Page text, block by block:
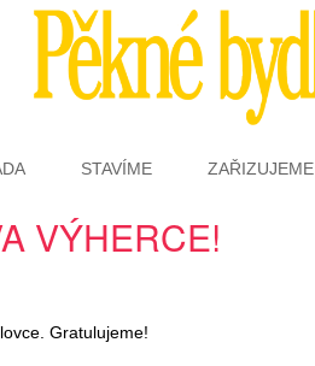
STAVÍME ZAŘIZUJEME
VÝHERCE!
Gratulujeme!